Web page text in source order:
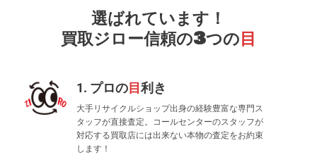
選ばれています！
買取ジロー信頼の3つの目
1. プロの目利き
大手リサイクルショップ出身の経験豊富な専門ス
タッフが直接査定。コールセンターのスタッフが
対応する買取店には出来ない本物の査定をお約束
します！